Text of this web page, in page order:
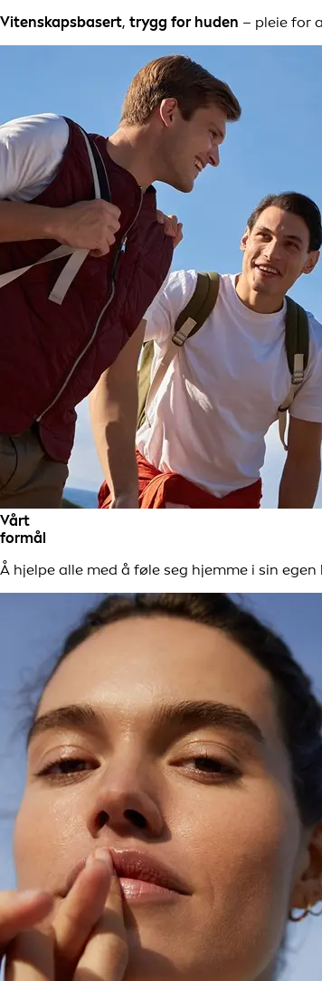
Vitenskapsbasert, trygg for huden – pleie for
Vårt
formål
Å hjelpe alle med å føle seg hjemme i sin egen